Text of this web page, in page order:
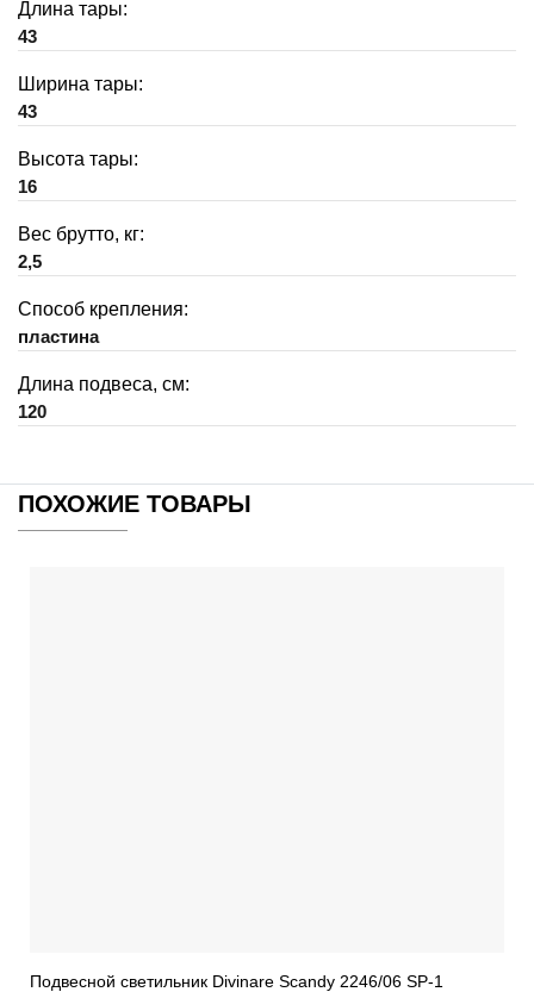
Длина тары:
43
Ширина тары:
43
Высота тары:
16
Вес брутто, кг:
2,5
Способ крепления:
пластина
Длина подвеса, см:
120
ПОХОЖИЕ ТОВАРЫ
Подвесной светильник Divinare Scandy 2246/06 SP-1